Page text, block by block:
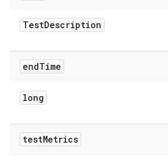
TestDescription
endTime
long
testMetrics